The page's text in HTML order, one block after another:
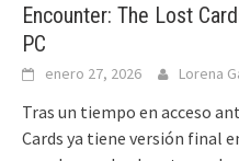
Encounter: The Lost
PC
enero 27, 2026 Lorena
Tras un tiempo en acceso
Cards ya tiene versión final